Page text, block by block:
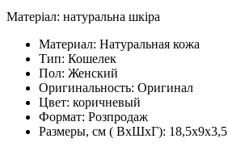
Матеріал: натуральна шкіра
Материал: Натуральная кожа
Тип: Кошелек
Пол: Женский
Оригинальность: Оригинал
Цвет: коричневый
Формат: Розпродаж
Размеры, см ( ВхШхГ): 18,5х9х3,5